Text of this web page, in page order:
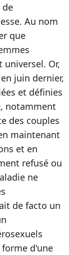
de
Au nom
que
Or,
juin dernier,
et définies
notamment
des couples
maintenant
et en
refusé ou
ne
de facto un
d'une